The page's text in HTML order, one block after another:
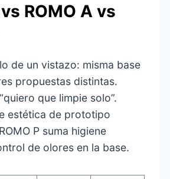
ROMO A vs
de un vistazo: misma base
propuestas distintas.
que limpie solo”.
estética de prototipo
P suma higiene
de olores en la base.